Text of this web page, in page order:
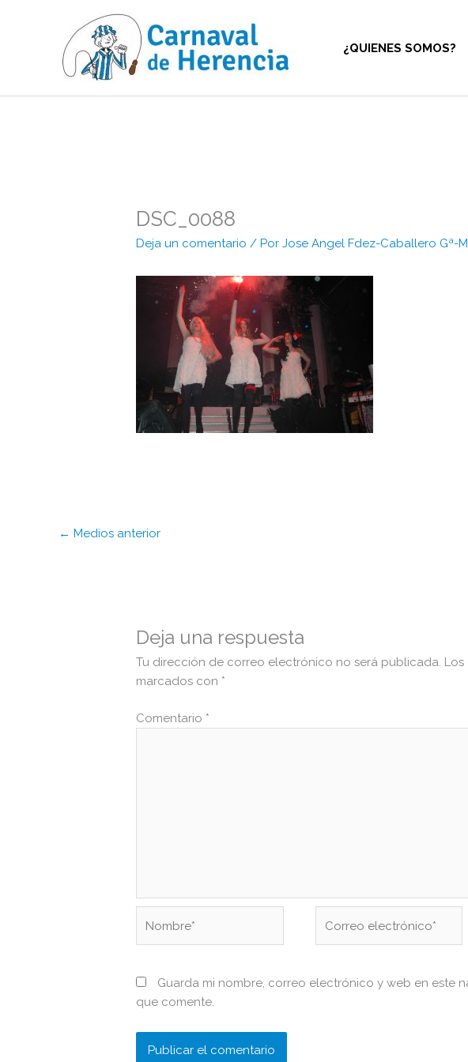
¿QUIENES SOMOS?
DSC_0088
Deja un comentario / PorJose Angel Fdez-Caballero Gª-
← Medios anterior
Deja una respuesta
Tu dirección de correo electrónico no será publicada.
marcados con *
Comentario *
electrónico*
Guarda mi nombre, correo electrónico y web en este
que comente.